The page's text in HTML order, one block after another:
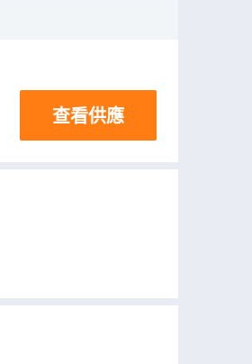
查看供應